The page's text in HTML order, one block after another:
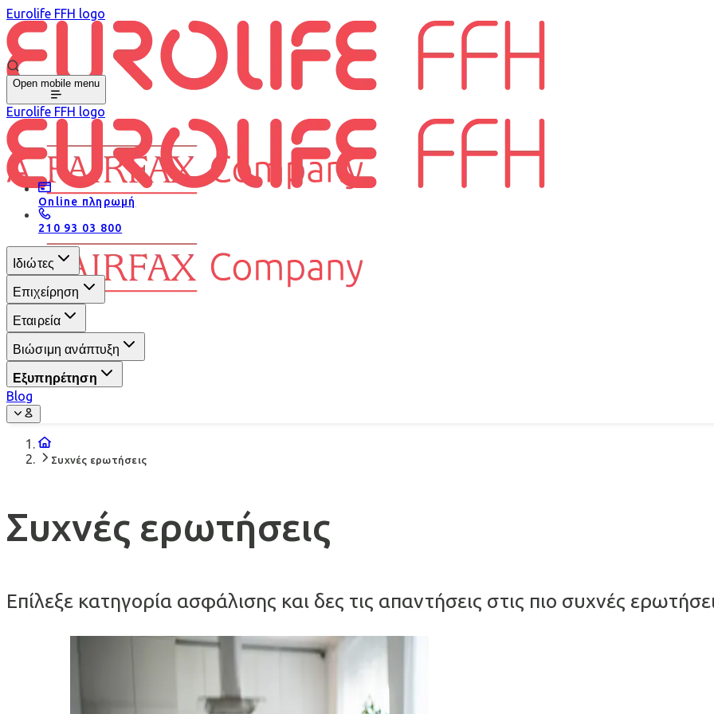
Eurolife FFH logo
Open mobile menu
Eurolife FFH logo
Online πληρωμή
210 93 03 800
Ιδιώτες
Επιχείρηση
Εταιρεία
Βιώσιμη ανάπτυξη
Εξυπηρέτηση
Blog
Συχνές ερωτήσεις
Συχνές ερωτήσεις
Επίλεξε κατηγορία ασφάλισης και δες τις απαντήσεις στις πιο συχνές